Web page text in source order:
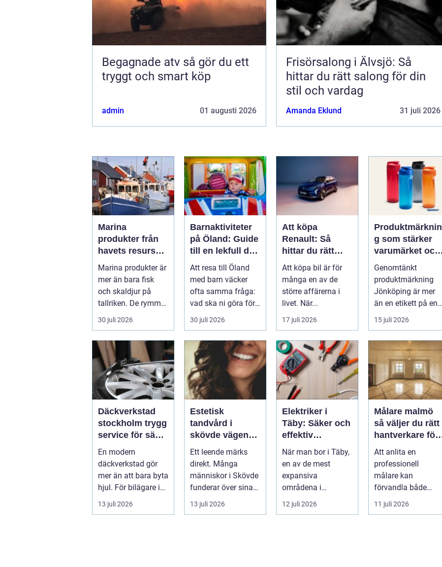
Begagnade atv så gör du ett
tryggt och smart köp
admin 01 augusti 2026
Frisörsalong i Älvsjö: Så
hittar du rätt salong för din
stil och vardag
Amanda Eklund 31 juli 2026
Marina
produkter från
havets resurser
till hållbara
upplevelser
Marina produkter är
mer än bara fisk
och skaldjur på
tallriken. De rymmer
allt från mat och
hälsa ti...
30 juli 2026
Barnaktiviteter
på Öland: Guide
till en lekfull dag
för hela familjen
Att resa till Öland
med barn väcker
ofta samma fråga:
vad ska ni göra för
30 juli 2026
Att köpa
Renault: Så
hittar du rätt
modell för din
vardag
Att köpa bil är för
många en av de
större affärerna i
livet. När...
17 juli 2026
Produktmärknin
g som stärker
varumärket och
förenklar
vardagen
Genomtänkt
produktmärkning
Jönköping är mer
än en etikett på en
15 juli 2026
Däckverkstad
stockholm trygg
service för säkra
mil året runt
En modern
däckverkstad gör
mer än att bara byta
hjul. För bilägare i
Stockholm handlar
valet av däck...
13 juli 2026
Estetisk
tandvård i
skövde vägen
till ett leende du
trivs med
Ett leende märks
direkt. Många
människor i Skövde
funderar över sina
tänder, men skjuter
upp att gör...
13 juli 2026
Elektriker i
Täby: Säker och
effektiv
elinstallation i
norrort
När man bor i Täby,
en av de mest
expansiva
områdena i
Stockholms norrort,
är b...
12 juli 2026
Målare malmö
så väljer du rätt
hantverkare för
hem och företag
Att anlita en
professionell
målare kan
förvandla både
bostad och
arbetsplats på kort
11 juli 2026